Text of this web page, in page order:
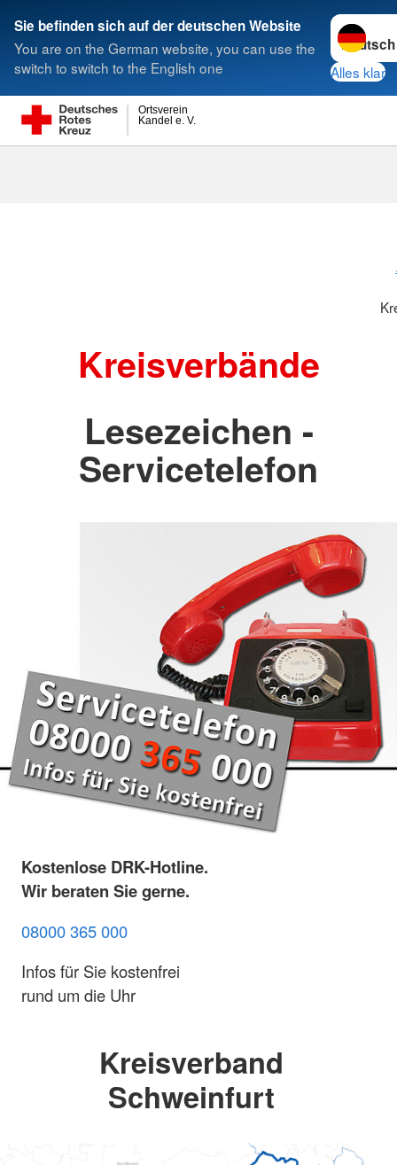
Sie befinden sich auf der deutschen Website
You are on the German website, you can use the
switch to switch to the English one
Sprache
Alles klar
Kandel e. V.
Ortsverein
Suche
Kreisverbände
Lesezeichen -
Servicetelefon
Kostenlose DRK-Hotline.
Wir beraten Sie gerne.
08000 365 000
Infos für Sie kostenfrei
rund um die Uhr
Kreisverband
Schweinfurt